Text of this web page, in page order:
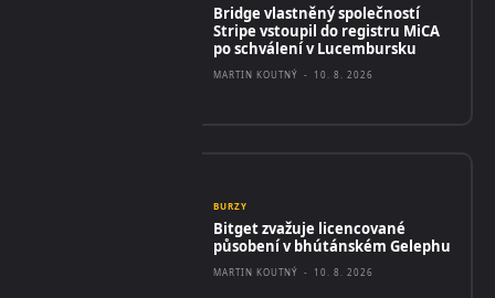
Bridge vlastněný společností
Stripe vstoupil do registru MiCA
po schválení v Lucembursku
MARTIN KOUTNÝ - 10. 8. 2026
BURZY
Bitget zvažuje licencované
působení v bhútánském Gelephu
MARTIN KOUTNÝ - 10. 8. 2026